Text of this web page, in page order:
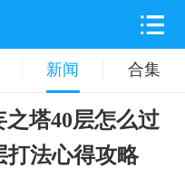
新闻 合集
塔40层怎么过
打法心得攻略